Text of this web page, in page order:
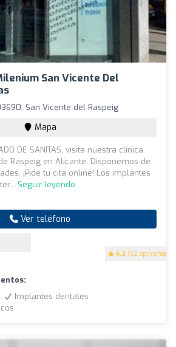
San Vicente Del
4.2 (52 opiniones)
San Vicente del Raspeig
Mapa
DE SANITAS, visita nuestra clínica
Raspeig en Alicante. Disponemos de
¡Pide tu cita online! Los implantes
Seguir leyendo
Ver teléfono
Implantes dentales